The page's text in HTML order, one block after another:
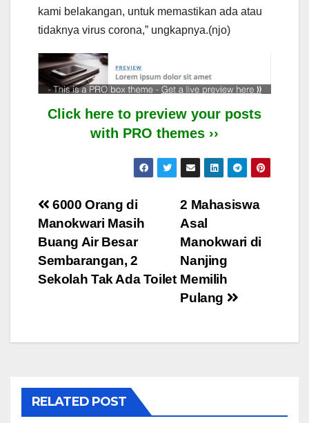
kami belakangan, untuk memastikan ada atau
tidaknya virus corona,” ungkapnya.(njo)
Click here to preview your posts
with PRO themes ››
Post
navigation
2 Mahasiswa
Asal
Manokwari di
Nanjing
Memilih
Pulang
6000 Orang di
Manokwari Masih
Buang Air Besar
Sembarangan, 2
Sekolah Tak Ada Toilet
RELATED POST